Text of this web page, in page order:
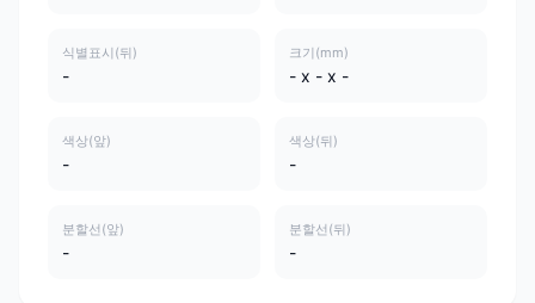
식별표시(뒤)
-
크기(mm)
- x - x -
색상(앞)
-
색상(뒤)
-
분할선(앞)
-
분할선(뒤)
-